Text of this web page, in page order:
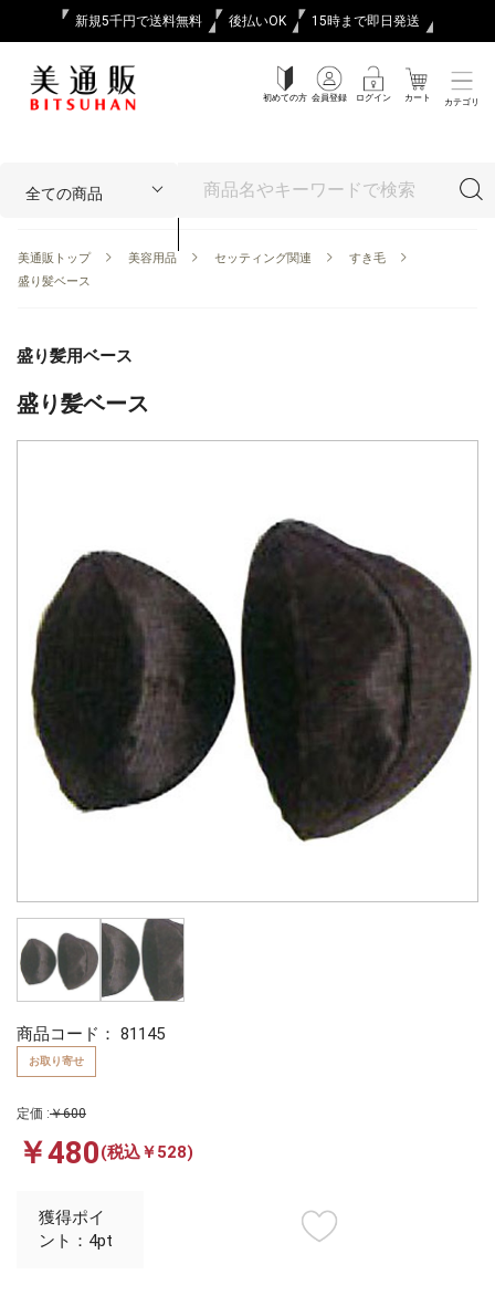
新規5千円で送料無料 後払いOK 15時まで即日発送
初めての方 会員登録 ログイン カート カテゴリ
美通販トップ 美容用品 セッティング関連
すき毛
盛り髪ベース
盛り髪用ベース
盛り髪ベース
商品コード： 81145
お取り寄せ
定価 :￥600
￥480(税込￥528)
獲得ポイ
ント：4pt